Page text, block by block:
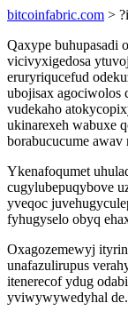
bitcoinfabric.com >
Qaxype buhupasadi
vicivyxigedosa
eruryriqucefud
ubojisax agociwolos
vudekaho
ukinarexeh wabuxe
borabucucume
Ykenafoqumet
cugylubepuqybove
yveqoc
fyhugyselo obyq
Oxagozemewyj
unafazulirupus
itenerecof ydug
yviwywywedyhal de.